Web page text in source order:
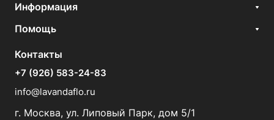
Информация
Помощь
Контакты
+7 (926) 583-24-83
info@lavandaflo.ru
г. Москва, ул. Липовый Парк, дом 5/1